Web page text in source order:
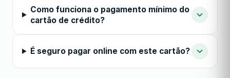
Como funciona o pagamento mínimo do
cartão de crédito?
É seguro pagar online com este cartão?